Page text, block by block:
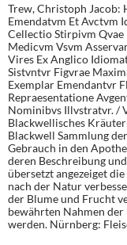
Trew, Christoph Jacob:
Emendatvm Et Avctvm
Cellectio Stirpivm
Medicvm Vsvm
Vires Ex Anglico
Sistvntvr Figvrae
Exemplar Emendantvr
Repraesentatione
Nominibvs Illvstratvr. /
Blackwellisches
Blackwell Sammlung
Gebrauch in den
deren Beschreibung
übersetzt angezeiget
nach der Natur
der Blume und Frucht
bewährten Nahmen
werden. Nürnberg: